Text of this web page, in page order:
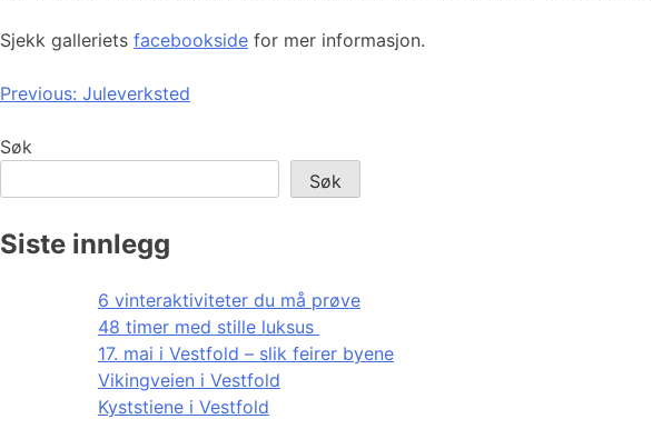
Sjekk galleriets facebookside for mer informasjon.
Innleggsnavigasjon
Previous: Juleverksted
Søk
Søk
Siste innlegg
6 vinteraktiviteter du må prøve
48 timer med stille luksus
17. mai i Vestfold – slik feirer byene
Vikingveien i Vestfold
Kyststiene i Vestfold